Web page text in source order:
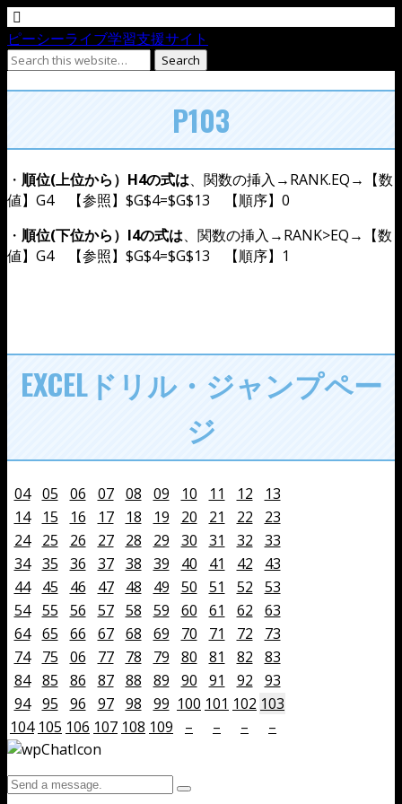
ピーシーライブ学習支援サイト
P103
・ 順位(上位から）H4の式は、関数の挿入→RANK.EQ→【数
値】G4 【参照】$G$4=$G$13 【順序】0
・ 順位(下位から）I4の式は、関数の挿入→RANK>EQ→【数
値】G4 【参照】$G$4=$G$13 【順序】1
EXCELドリル・ジャンプペー
ジ
04 05 06 07 08 09 10 11 12
13
14
15 16 17 18 19 20 21 22
23
24
25 26 27 28 29 30 31 32
33
34
35 36 37 38 39 40 41 42
43
44
45 46 47 48 49 50 51 52
53
54
55 56 57 58 59 60 61 62
63
64
65 66 67 68 69 70 71 72
73
74
75 06 77 78 79 80 81 82
83
84
85 86 87 88 89 90 91 92
93
94
95 96 97 98 99 100 101 102 103
104 105 106 107 108 109 – – – –